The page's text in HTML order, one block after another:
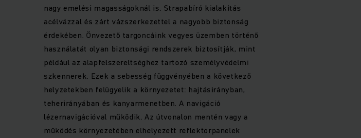
nagy emelési magasságoknál is. Strapabíró kialakítás
acélvázzal és zárt vázszerkezettel a nagyobb biztonság
érdekében. Önvezető targoncáink vegyes üzemben történő
használatát olyan biztonsági rendszerek biztosítják, mint
például az alapfelszereltséghez tartozó személyvédelmi
szkennerek. Ezek a sebesség függvényében a következő
helyzetekben felügyelik a környezetet: hajtásirányban,
teherirányában és kanyarmenetben. A navigáció
lézernavigációval működik. Az útvonalon mentén vagy a
működés környezetében elhelyezett reflektorpanelek